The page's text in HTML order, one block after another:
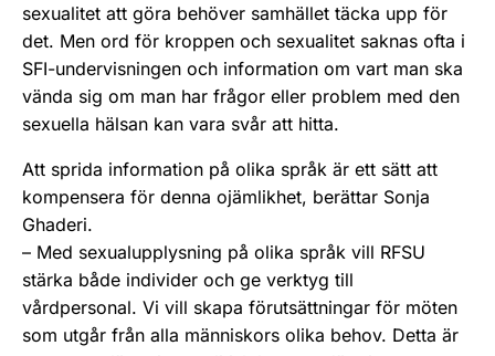
sexualitet att göra behöver samhället täcka upp för
det. Men ord för kroppen och sexualitet saknas ofta i
SFI-undervisningen och information om vart man ska
vända sig om man har frågor eller problem med den
sexuella hälsan kan vara svår att hitta.
Att sprida information på olika språk är ett sätt att
kompensera för denna ojämlikhet, berättar Sonja
Ghaderi.
– Med sexualupplysning på olika språk vill RFSU
stärka både individer och ge verktyg till
vårdpersonal. Vi vill skapa förutsättningar för möten
som utgår från alla människors olika behov. Detta är